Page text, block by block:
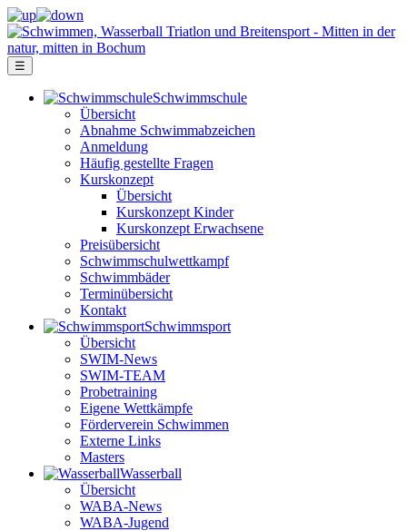
☰
Schwimm­schule
Übersicht
Ab­nah­me Schwimm­ab­zei­chen
Anmeldung
Häufig gestellte Fragen
Kurs­konzept
Übersicht
Kurskonzept Kinder
Kurskonzept Erwachsene
Preis­über­sicht
Schwimm­schul­wett­kampf
Schwimm­bäder
Terminübersicht
Kontakt
Schwimm­sport
Übersicht
SWIM-News
SWIM-TEAM
Probe­training
Eigene Wettkämpfe
Förderverein Schwimmen
Externe Links
Masters
Wasser­ball
Übersicht
WABA-News
WABA-Jugend